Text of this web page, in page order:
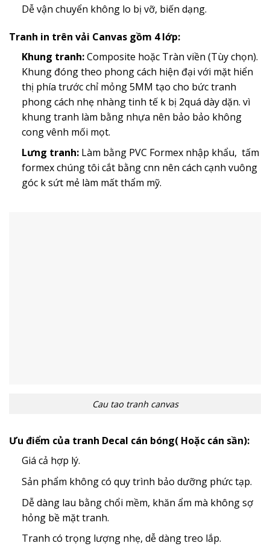
Dễ vận chuyển không lo bị vỡ, biến dạng.
Tranh in trên vải Canvas gồm 4 lớp:
Khung tranh:Composite hoặc Tràn viền (Tùy chọn).
Khung đóng theo phong cách hiện đại với mặt hiển
thị phía trước chỉ mỏng 5MM tạo cho bức tranh
phong cách nhẹ nhàng tinh tế k bị 2quá dày dặn. vì
khung tranh làm bằng nhựa nên bảo bảo không
cong vênh mối mọt.
Lưng tranh:Làm bằng PVC Formex nhập khẩu, tấm
formex chúng tôi cắt bằng cnn nên cách cạnh vuông
góc k sứt mẻ làm mất thẩm mỹ.
Cau tao tranh canvas
Ưu điểm của tranh Decal cán bóng( Hoặc cán sần):
Giá cả hợp lý.
Sản phẩm không có quy trình bảo dưỡng phức tạp.
Dễ dàng lau bằng chổi mềm, khăn ẩm mà không sợ
hỏng bề mặt tranh.
Tranh có trọng lượng nhẹ, dễ dàng treo lắp.